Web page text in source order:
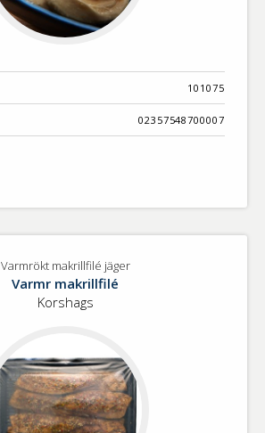
101075
02357548700007
Varmrökt makrillfilé jäger
Varmr makrillfilé
Korshags